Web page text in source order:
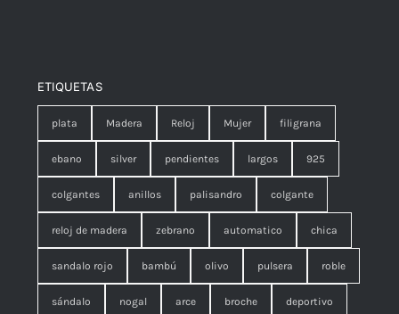
ETIQUETAS
plata Madera Reloj Mujer filigrana
ebano silver pendientes largos 925
colgantes anillos palisandro colgante
reloj de madera zebrano automatico chica
sandalo rojo bambú olivo pulsera roble
sándalo nogal arce broche deportivo